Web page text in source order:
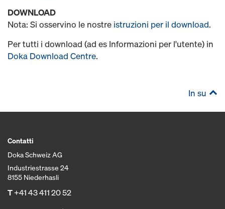
DOWNLOAD
Nota: Si osservino le nostre istruzioni per il download.
Per tutti i download (ad es Informazioni per l'utente) in
Doka Download Centre.
In su
Contatti
Doka Schweiz AG
Industriestrasse 24
8155 Niederhasli
T+41 43 411 20 52